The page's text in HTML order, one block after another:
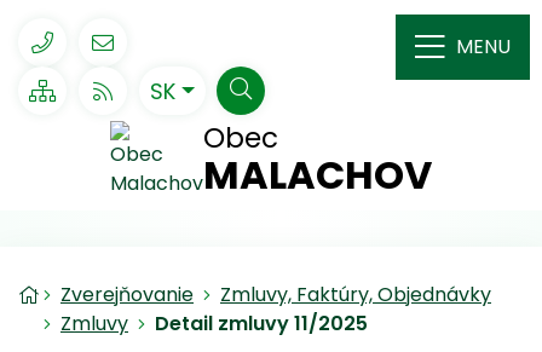
Obec
MALACHOV
048/410 40 30
Mapa webu
RSS SKSlovenskyHľadať
MENU
Úvodná stránka
Zverejňovanie
Zmluvy, Faktúry, Objednávky
Zmluvy
Detail zmluvy 11/2025